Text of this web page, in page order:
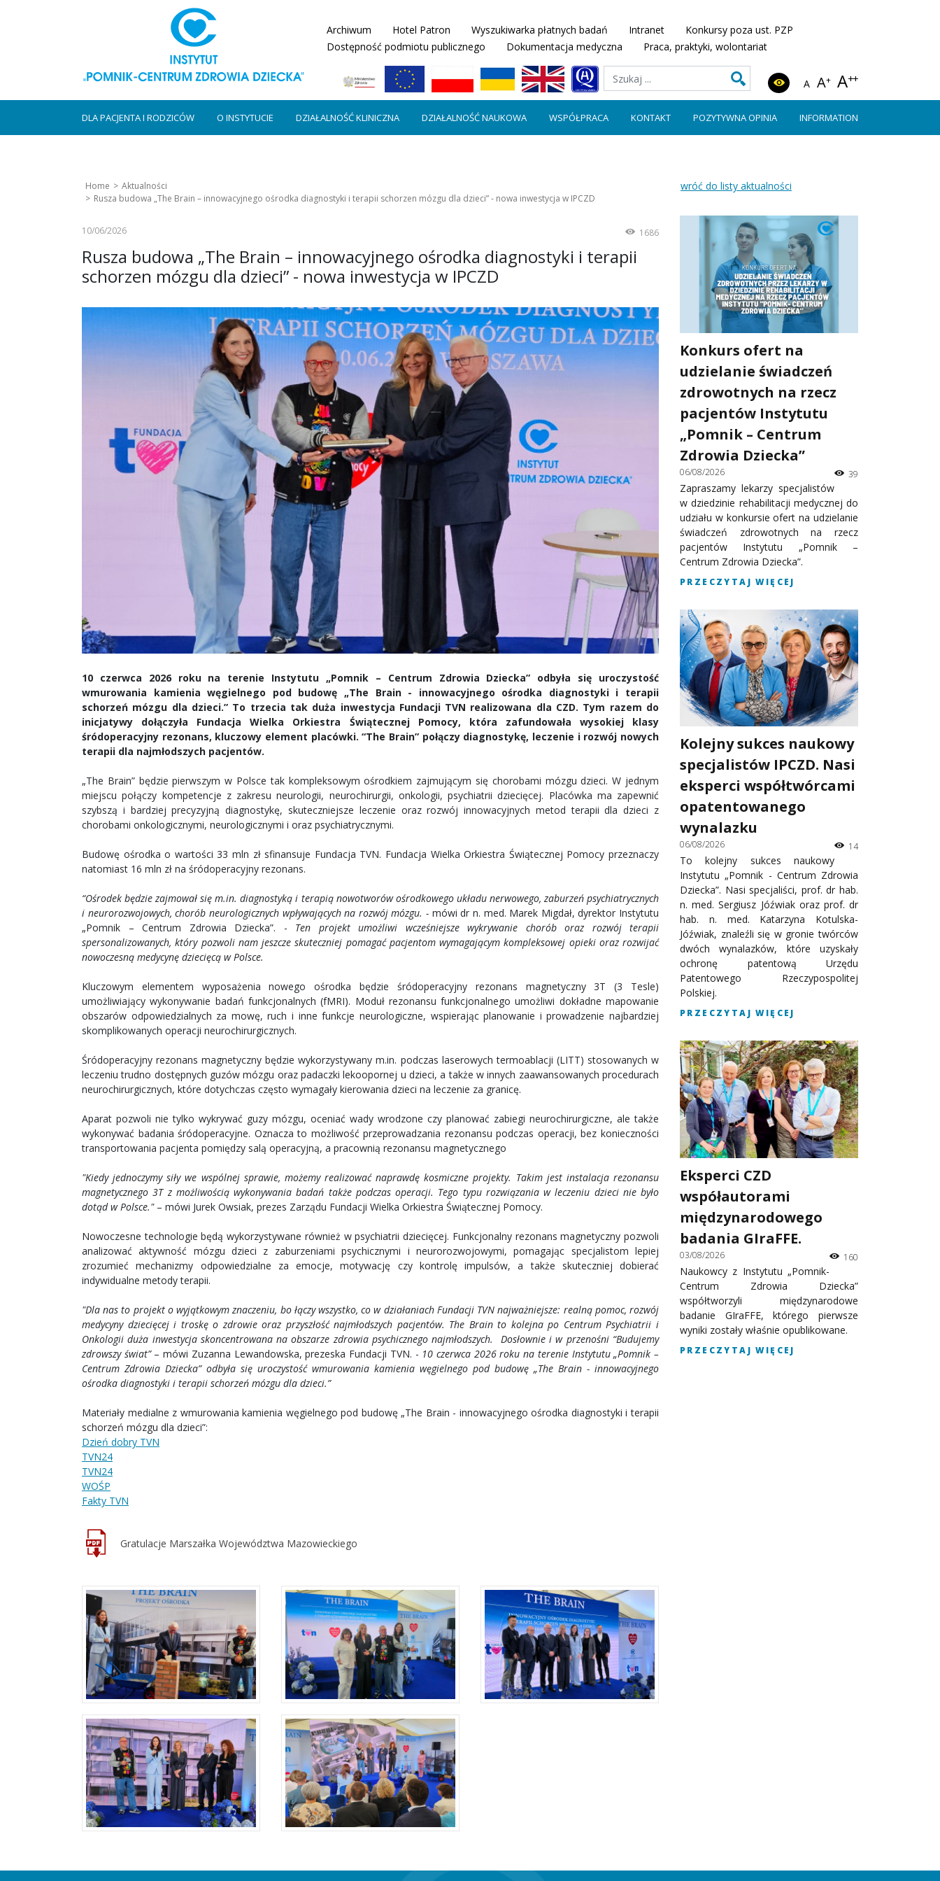
Archiwum Hotel Patron Wyszukiwarka płatnych badań Intranet
Konkursy poza ust. PZP
Dostępność podmiotu publicznego
Dokumentacja medyczna Praca, praktyki, wolontariat
A A+ A++
DLA PACJENTA I RODZICÓW O INSTYTUCIE DZIAŁALNOŚĆ KLINICZNA DZIAŁALNOŚĆ NAUKOWA WSPÓŁPRACA KONTAKT POZYTYWNA OPINIA INFORMATION
Home
Aktualności
Rusza budowa „The Brain – innowacyjnego ośrodka diagnostyki i terapii schorzen mózgu dla dzieci” - nowa inwestycja w IPCZD
10/06/2026 1686
Rusza budowa „The Brain – innowacyjnego ośrodka diagnostyki i terapii
schorzen mózgu dla dzieci” - nowa inwestycja w IPCZD
10 czerwca 2026 roku na terenie Instytutu „Pomnik – Centrum Zdrowia Dziecka” odbyła się uroczystość
wmurowania kamienia węgielnego pod budowę „The Brain - innowacyjnego ośrodka diagnostyki i terapii
schorzeń mózgu dla dzieci.” To trzecia tak duża inwestycja Fundacji TVN realizowana dla CZD. Tym razem do
inicjatywy dołączyła Fundacja Wielka Orkiestra Świątecznej Pomocy, która zafundowała wysokiej klasy
śródoperacyjny rezonans, kluczowy element placówki. “The Brain” połączy diagnostykę, leczenie i rozwój nowych
terapii dla najmłodszych pacjentów.
„The Brain” będzie pierwszym w Polsce tak kompleksowym ośrodkiem zajmującym się chorobami mózgu dzieci. W jednym
miejscu połączy kompetencje z zakresu neurologii, neurochirurgii, onkologii, psychiatrii dziecięcej. Placówka ma zapewnić
szybszą i bardziej precyzyjną diagnostykę, skuteczniejsze leczenie oraz rozwój innowacyjnych metod terapii dla dzieci z
chorobami onkologicznymi, neurologicznymi i oraz psychiatrycznymi.
Budowę ośrodka o wartości 33 mln zł sfinansuje Fundacja TVN. Fundacja Wielka Orkiestra Świątecznej Pomocy przeznaczy
natomiast 16 mln zł na śródoperacyjny rezonans.
“Ośrodek będzie zajmował się m.in. diagnostyką i terapią nowotworów ośrodkowego układu nerwowego, zaburzeń psychiatrycznych
i neurorozwojowych, chorób neurologicznych wpływających na rozwój mózgu. - mówi dr n. med. Marek Migdał, dyrektor Instytutu
„Pomnik – Centrum Zdrowia Dziecka”. - Ten projekt umożliwi wcześniejsze wykrywanie chorób oraz rozwój terapii
spersonalizowanych, który pozwoli nam jeszcze skuteczniej pomagać pacjentom wymagającym kompleksowej opieki oraz rozwijać
nowoczesną medycynę dziecięcą w Polsce.
Kluczowym elementem wyposażenia nowego ośrodka będzie śródoperacyjny rezonans magnetyczny 3T (3 Tesle)
umożliwiający wykonywanie badań funkcjonalnych (fMRI). Moduł rezonansu funkcjonalnego umożliwi dokładne mapowanie
obszarów odpowiedzialnych za mowę, ruch i inne funkcje neurologiczne, wspierając planowanie i prowadzenie najbardziej
skomplikowanych operacji neurochirurgicznych.
Śródoperacyjny rezonans magnetyczny będzie wykorzystywany m.in. podczas laserowych termoablacji (LITT) stosowanych w
leczeniu trudno dostępnych guzów mózgu oraz padaczki lekoopornej u dzieci, a także w innych zaawansowanych procedurach
neurochirurgicznych, które dotychczas często wymagały kierowania dzieci na leczenie za granicę.
Aparat pozwoli nie tylko wykrywać guzy mózgu, oceniać wady wrodzone czy planować zabiegi neurochirurgiczne, ale także
wykonywać badania śródoperacyjne. Oznacza to możliwość przeprowadzania rezonansu podczas operacji, bez konieczności
transportowania pacjenta pomiędzy salą operacyjną, a pracownią rezonansu magnetycznego
"Kiedy jednoczymy siły we wspólnej sprawie, możemy realizować naprawdę kosmiczne projekty. Takim jest instalacja rezonansu
magnetycznego 3T z możliwością wykonywania badań także podczas operacji. Tego typu rozwiązania w leczeniu dzieci nie było
dotąd w Polsce."– mówi Jurek Owsiak, prezes Zarządu Fundacji Wielka Orkiestra Świątecznej Pomocy.
Nowoczesne technologie będą wykorzystywane również w psychiatrii dziecięcej. Funkcjonalny rezonans magnetyczny pozwoli
analizować aktywność mózgu dzieci z zaburzeniami psychicznymi i neurorozwojowymi, pomagając specjalistom lepiej
zrozumieć mechanizmy odpowiedzialne za emocje, motywację czy kontrolę impulsów, a także skuteczniej dobierać
indywidualne metody terapii.
"Dla nas to projekt o wyjątkowym znaczeniu, bo łączy wszystko, co w działaniach Fundacji TVN najważniejsze: realną pomoc, rozwój
medycyny dziecięcej i troskę o zdrowie oraz przyszłość najmłodszych pacjentów. The Brain to kolejna po Centrum Psychiatrii i
Onkologii duża inwestycja skoncentrowana na obszarze zdrowia psychicznego najmłodszych. Dosłownie i w przenośni “Budujemy
zdrowszy świat”– mówi Zuzanna Lewandowska, prezeska Fundacji TVN. - 10 czerwca 2026 roku na terenie Instytutu „Pomnik –
Centrum Zdrowia Dziecka” odbyła się uroczystość wmurowania kamienia węgielnego pod budowę „The Brain - innowacyjnego
ośrodka diagnostyki i terapii schorzeń mózgu dla dzieci.”
Materiały medialne z wmurowania kamienia węgielnego pod budowę „The Brain - innowacyjnego ośrodka diagnostyki i terapii
schorzeń mózgu dla dzieci”:
Dzień dobry TVN
TVN24
TVN24
WOŚP
Fakty TVN
Gratulacje Marszałka Województwa Mazowieckiego
wróć do listy aktualności
Konkurs ofert na
udzielanie świadczeń
zdrowotnych na rzecz
pacjentów Instytutu
„Pomnik – Centrum
Zdrowia Dziecka”
06/08/2026 39
Zapraszamy lekarzy specjalistów
w dziedzinie rehabilitacji medycznej do
udziału w konkursie ofert na udzielanie
świadczeń zdrowotnych na rzecz
pacjentów Instytutu „Pomnik –
Centrum Zdrowia Dziecka”.
PRZECZYTAJ WIĘCEJ
Kolejny sukces naukowy
specjalistów IPCZD. Nasi
eksperci współtwórcami
opatentowanego
wynalazku
06/08/2026 14
To kolejny sukces naukowy
Instytutu „Pomnik - Centrum Zdrowia
Dziecka”. Nasi specjaliści, prof. dr hab.
n. med. Sergiusz Jóźwiak oraz prof. dr
hab. n. med. Katarzyna Kotulska-
Jóźwiak, znaleźli się w gronie twórców
dwóch wynalazków, które uzyskały
ochronę patentową Urzędu
Patentowego Rzeczypospolitej
Polskiej.
PRZECZYTAJ WIĘCEJ
Eksperci CZD
współautorami
międzynarodowego
badania GIraFFE.
03/08/2026 160
Naukowcy z Instytutu „Pomnik-
Centrum Zdrowia Dziecka”
współtworzyli międzynarodowe
badanie GIraFFE, którego pierwsze
wyniki zostały właśnie opublikowane.
PRZECZYTAJ WIĘCEJ